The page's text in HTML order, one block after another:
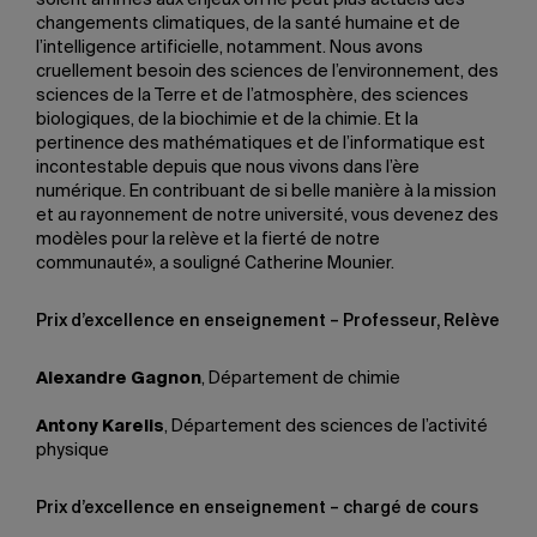
changements climatiques, de la santé humaine et de
l’intelligence artificielle, notamment. Nous avons
cruellement besoin des sciences de l’environnement, des
sciences de la Terre et de l’atmosphère, des sciences
biologiques, de la biochimie et de la chimie. Et la
pertinence des mathématiques et de l’informatique est
incontestable depuis que nous vivons dans l’ère
numérique. En contribuant de si belle manière à la mission
et au rayonnement de notre université, vous devenez des
modèles pour la relève et la fierté de notre
communauté», a souligné Catherine Mounier.
Prix d’excellence en enseignement – Professeur, Relève
Alexandre Gagnon, Département de chimie
Antony Karelis, Département des sciences de l’activité
physique
Prix d’excellence en enseignement – chargé de cours